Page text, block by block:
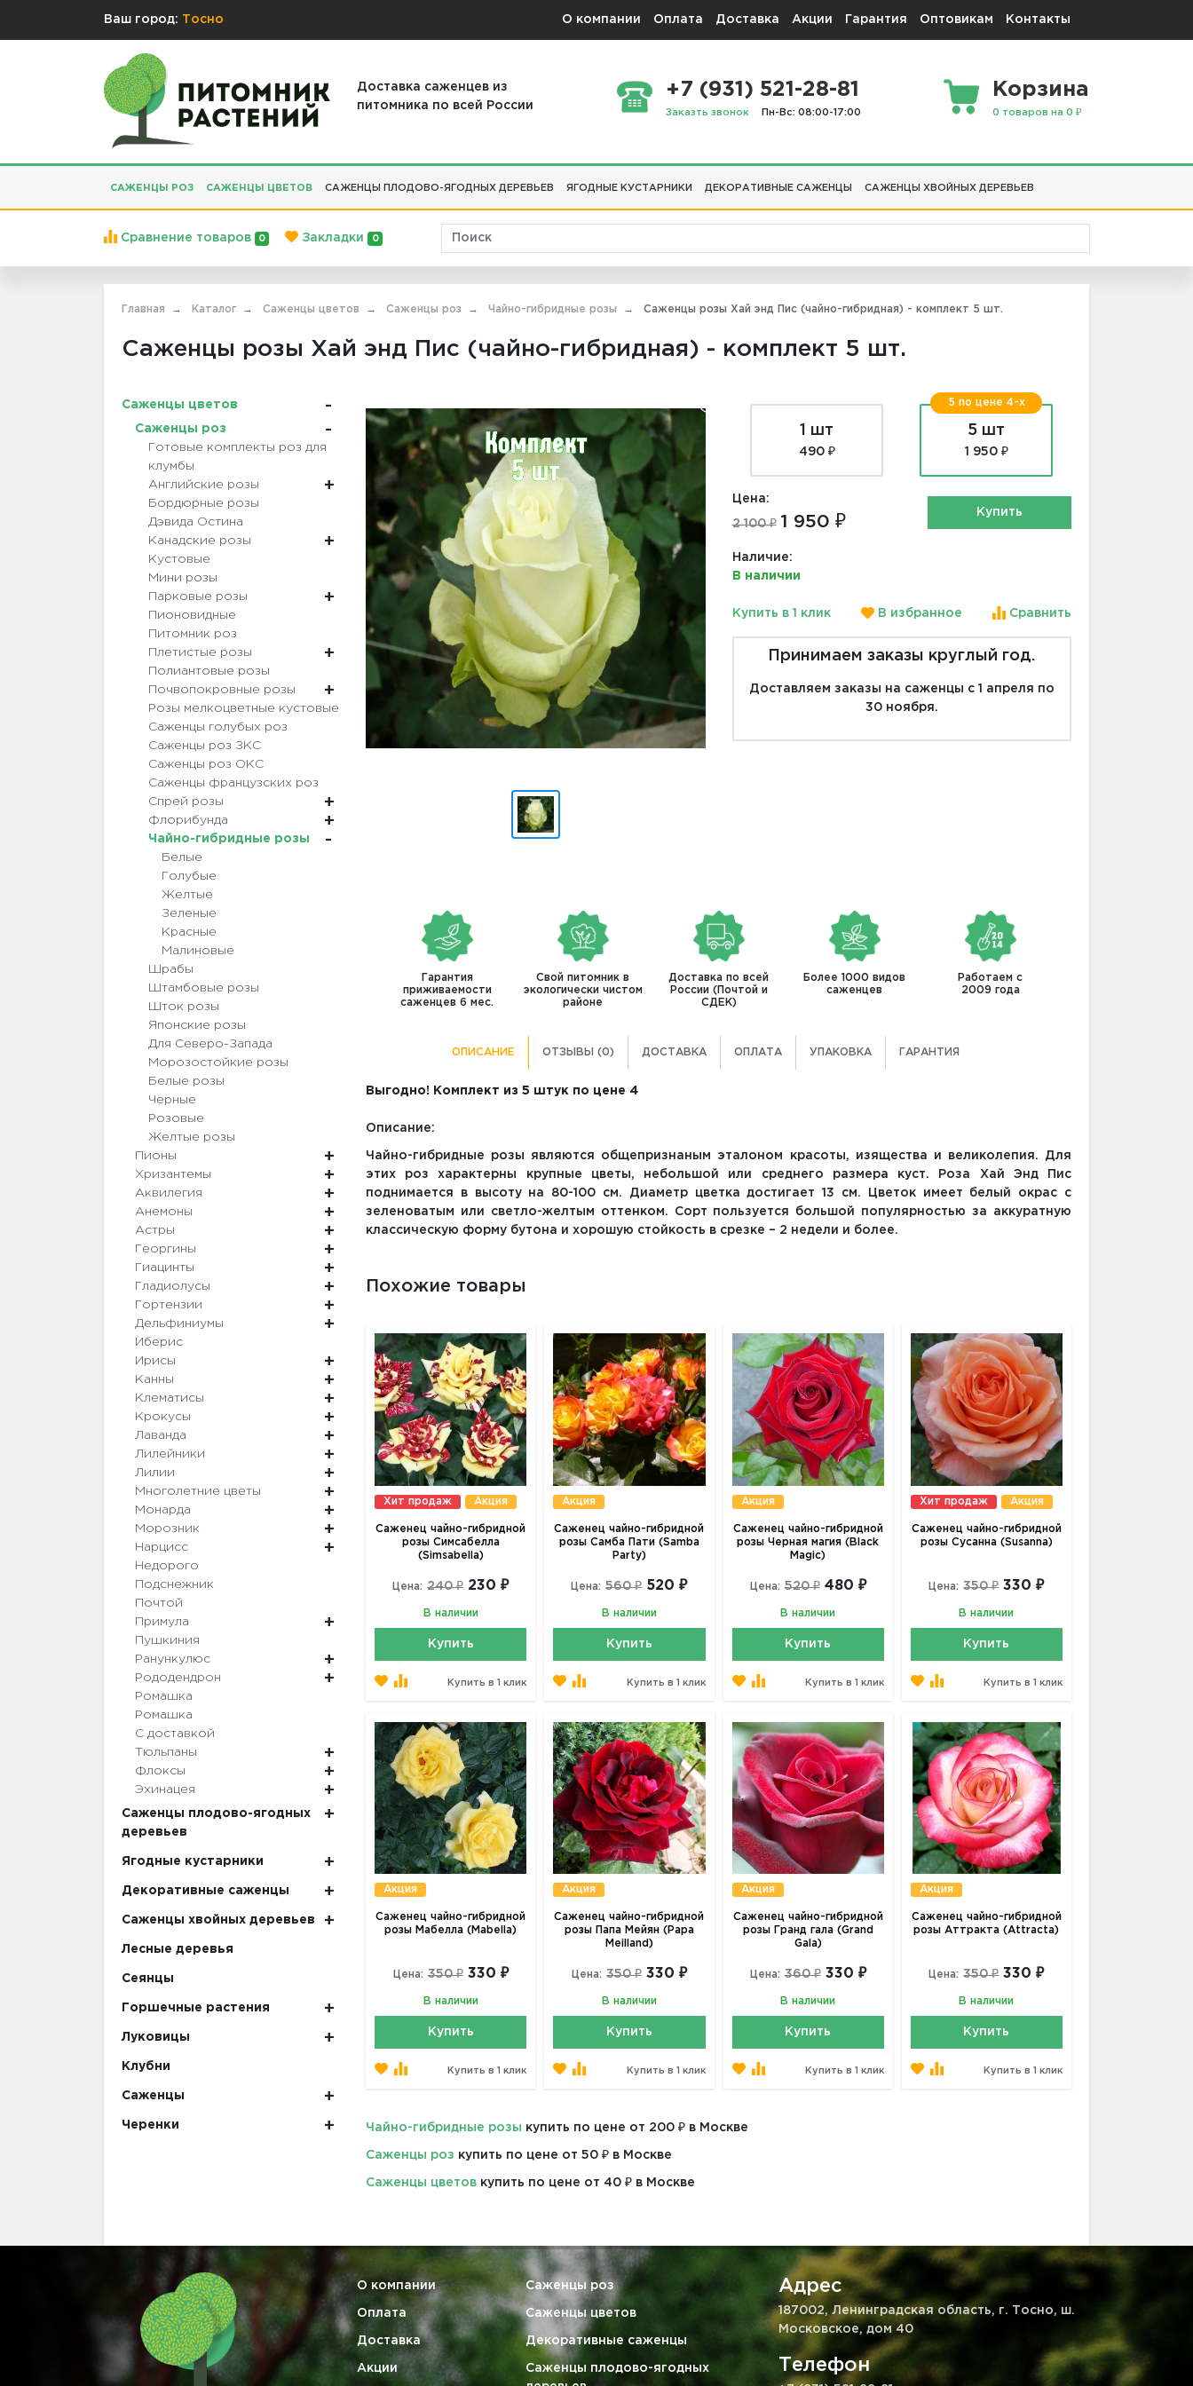
Ваш город: Тосно О компании Оплата Доставка Акции Гарантия Оптовикам Контакты
Доставка саженцев из
питомника по всей России
+7 (931) 521-28-81
Заказть звонок Пн-Вс: 08:00-17:00
Корзина
0 товаров на 0 ₽
САЖЕНЦЫ РОЗ САЖЕНЦЫ ЦВЕТОВ САЖЕНЦЫ ПЛОДОВО-ЯГОДНЫХ ДЕРЕВЬЕВ ЯГОДНЫЕ КУСТАРНИКИ ДЕКОРАТИВНЫЕ САЖЕНЦЫ САЖЕНЦЫ ХВОЙНЫХ ДЕРЕВЬЕВ
Сравнение товаров 0 Закладки 0
Главная Каталог Саженцы цветов Саженцы роз Чайно-гибридные розы Саженцы розы Хай энд Пис (чайно-гибридная) - комплект 5 шт.
Саженцы розы Хай энд Пис (чайно-гибридная) - комплект 5 шт.
Саженцы цветов
Саженцы роз
Готовые комплекты роз для
клумбы
Английские розы
Бордюрные розы
Дэвида Остина
Канадские розы
Кустовые
Мини розы
Парковые розы
Пионовидные
Питомник роз
Плетистые розы
Полиантовые розы
Почвопокровные розы
Розы мелкоцветные кустовые
Саженцы голубых роз
Саженцы роз ЗКС
Саженцы роз ОКС
Саженцы французских роз
Спрей розы
Флорибунда
Чайно-гибридные розы
Белые
Голубые
Желтые
Зеленые
Красные
Малиновые
Шрабы
Штамбовые розы
Шток розы
Японские розы
Для Северо-Запада
Морозостойкие розы
Белые розы
Черные
Розовые
Желтые розы
Пионы
Хризантемы
Аквилегия
Анемоны
Астры
Георгины
Гиацинты
Гладиолусы
Гортензии
Дельфиниумы
Иберис
Ирисы
Канны
Клематисы
Крокусы
Лаванда
Лилейники
Лилии
Многолетние цветы
Монарда
Морозник
Нарцисс
Недорого
Подснежник
Почтой
Примула
Пушкиния
Ранункулюс
Рододендрон
Ромашка
Ромашка
С доставкой
Тюльпаны
Флоксы
Эхинацея
Саженцы плодово-ягодных
деревьев
Ягодные кустарники
Декоративные саженцы
Саженцы хвойных деревьев
Лесные деревья
Сеянцы
Горшечные растения
Луковицы
Клубни
Саженцы
Черенки
1 шт
490 ₽
5 по цене 4-х
5 шт
1 950 ₽
Цена:
2 100 ₽ 1 950 ₽
Наличие:
В наличии
Купить
Купить в 1 клик В избранное Сравнить
Принимаем заказы круглый год.
Доставляем заказы на саженцы с 1 апреля по
30 ноября.
Гарантия
приживаемости
саженцев 6 мес.
Свой питомник в
экологически чистом
районе
Доставка по всей
России (Почтой и
СДЕК)
Более 1000 видов
саженцев
Работаем с
2009 года
ОПИСАНИЕ ОТЗЫВЫ (0) ДОСТАВКА ОПЛАТА УПАКОВКА ГАРАНТИЯ
Выгодно! Комплект из 5 штук по цене 4
Описание:
Чайно-гибридные розы являются общепризнаным эталоном красоты, изящества и великолепия. Для
этих роз характерны крупные цветы, небольшой или среднего размера куст. Роза Хай Энд Пис
поднимается в высоту на 80-100 см. Диаметр цветка достигает 13 см. Цветок имеет белый окрас с
зеленоватым или светло-желтым оттенком. Сорт пользуется большой популярностью за аккуратную
классическую форму бутона и хорошую стойкость в срезке – 2 недели и более.
Похожие товары
Хит продаж Акция
Саженец чайно-гибридной
розы Симсабелла
(Simsabella)
Цена: 240 ₽ 230 ₽
В наличии
Купить
Купить в 1 клик
Акция
Саженец чайно-гибридной
розы Самба Пати (Samba
Party)
Цена: 560 ₽ 520 ₽
В наличии
Купить
Купить в 1 клик
Акция
Саженец чайно-гибридной
розы Черная магия (Black
Magic)
Цена: 520 ₽ 480 ₽
В наличии
Купить
Купить в 1 клик
Хит продаж Акция
Саженец чайно-гибридной
розы Сусанна (Susanna)
Цена: 350 ₽ 330 ₽
В наличии
Купить
Купить в 1 клик
Акция
Саженец чайно-гибридной
розы Мабелла (Mabella)
Цена: 350 ₽ 330 ₽
В наличии
Купить
Купить в 1 клик
Акция
Саженец чайно-гибридной
розы Папа Мейян (Papa
Meilland)
Цена: 350 ₽ 330 ₽
В наличии
Купить
Купить в 1 клик
Акция
Саженец чайно-гибридной
розы Гранд гала (Grand
Gala)
Цена: 360 ₽ 330 ₽
В наличии
Купить
Купить в 1 клик
Акция
Саженец чайно-гибридной
розы Аттракта (Attracta)
Цена: 350 ₽ 330 ₽
В наличии
Купить
Купить в 1 клик
Чайно-гибридные розы купить по цене от 200 ₽ в Москве
Саженцы роз купить по цене от 50 ₽ в Москве
Саженцы цветов купить по цене от 40 ₽ в Москве
О компании
Оплата
Доставка
Акции
Саженцы роз
Саженцы цветов
Декоративные саженцы
Саженцы плодово-ягодных
Адрес
187002, Ленинградская область, г. Тосно, ш.
Московское, дом 40
Телефон